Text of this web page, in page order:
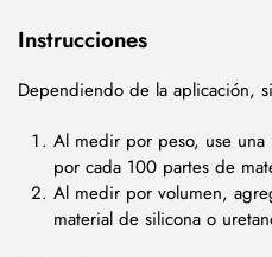
Instrucciones
Dependiendo de la aplicación,
Al medir por peso, use
por cada 100 partes de
Al medir por volumen,
material de silicona o